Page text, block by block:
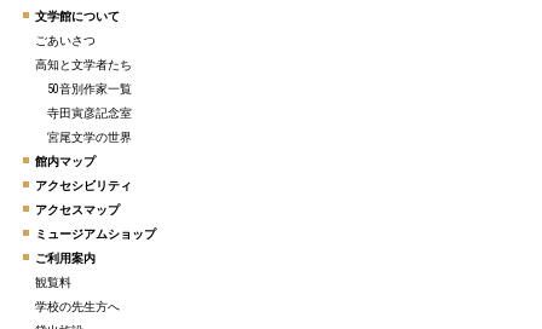
文学館について
ごあいさつ
高知と文学者たち
50音別作家一覧
寺田寅彦記念室
宮尾文学の世界
館内マップ
アクセシビリティ
アクセスマップ
ミュージアムショップ
ご利用案内
観覧料
学校の先生方へ